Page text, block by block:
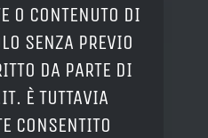
O CONTENUTO DI
SENZA PREVIO
DA PARTE DI
È TUTTAVIA
CONSENTITO